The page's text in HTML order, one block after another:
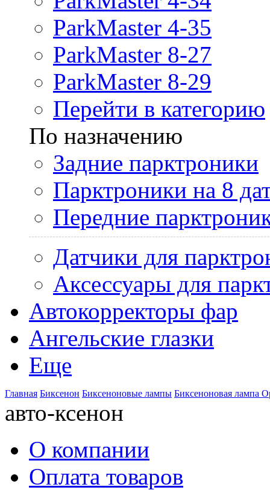
ParkMaster 4-35
ParkMaster 8-27
ParkMaster 8-29
Перейти в категорию
По назначению
Задние парктроники
Парктроники на 8
Передние
Датчики для
Аксессуары для
Автокорректоры фар
Ангельские глазки
Еще
Главная Биксенон Биксеноновые лампы Биксеноновая лампа
авто-ксенон
О компании
Оплата товаров